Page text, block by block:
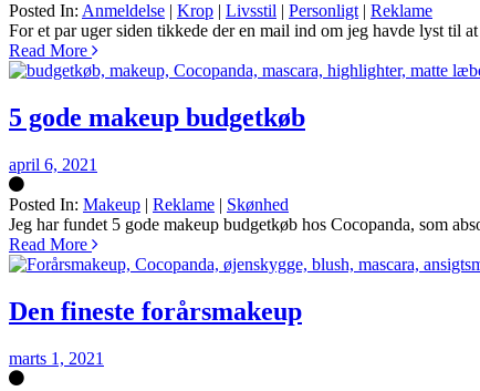
Posted In: Anmeldelse | Krop | Livsstil | Personligt| Reklame
Silke
For et par uger siden tikkede der en mail ind om jeg havde lyst til
Read More
5 gode makeup budgetkøb
april 6, 2021
Posted In: Makeup | Reklame | Skønhed
Silke
Jeg har fundet 5 gode makeup budgetkøb hos Cocopanda, som
Read More
Den fineste forårsmakeup
marts 1, 2021